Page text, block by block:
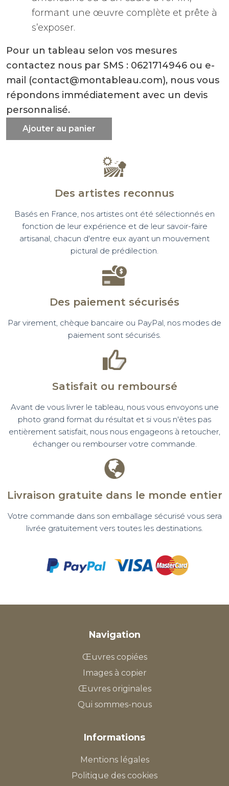
formant une œuvre complète et prête à
s’exposer.
Pour un tableau selon vos mesures
contactez nous par SMS : 0621714946 ou e-
mail (contact@montableau.com), nous vous
répondons immédiatement avec un devis
personnalisé.
Ajouter au panier
Des artistes reconnus
Basés en France, nos artistes ont été sélectionnés en
fonction de leur expérience et de leur savoir-faire
artisanal, chacun d'entre eux ayant un mouvement
pictural de prédilection.
Des paiement sécurisés
Par virement, chèque bancaire ou PayPal, nos modes de
paiement sont sécurisés.
Satisfait ou remboursé
Avant de vous livrer le tableau, nous vous envoyons une
photo grand format du résultat et si vous n'êtes pas
entièrement satisfait, nous nous engageons à retoucher,
échanger ou rembourser votre commande.
Livraison gratuite dans le monde entier
Votre commande dans son emballage sécurisé vous sera
livrée gratuitement vers toutes les destinations.
Navigation
Œuvres copiées
Images à copier
Œuvres originales
Qui sommes-nous
Informations
Mentions légales
Politique des cookies